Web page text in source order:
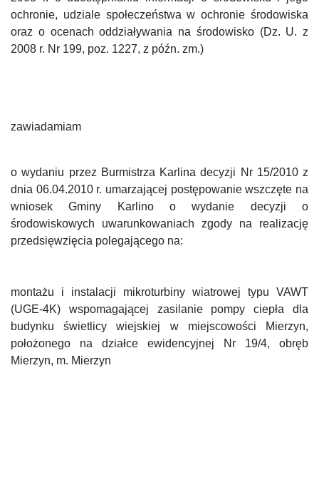
ochronie, udziale społeczeństwa w ochronie środowiska
oraz o ocenach oddziaływania na środowisko (Dz. U. z
2008 r. Nr 199, poz. 1227, z późn. zm.)
zawiadamiam
o wydaniu przez Burmistrza Karlina decyzji Nr 15/2010 z
dnia 06.04.2010 r. umarzającej postępowanie wszczęte na
wniosekGminy Karlinoo wydanie decyzji o
środowiskowych uwarunkowaniach zgody na realizację
przedsięwzięcia polegającego na:
montażu i instalacji mikroturbiny wiatrowej typu VAWT
(UGE-4K) wspomagającej zasilanie pompy ciepła dla
budynku świetlicy wiejskiej w miejscowości Mierzyn,
położonego na działce ewidencyjnej Nr 19/4, obręb
Mierzyn, m. Mierzyn